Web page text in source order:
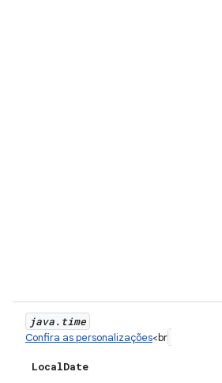
java. time
Confira as personalizações<br
LocalDate